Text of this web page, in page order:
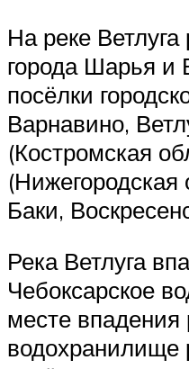
На реке
города Шарья и
посёлки
Варнавино,
(Костромская
Баки,
Река Ветлуга
Чебоксарское
месте впадения
водохранилище